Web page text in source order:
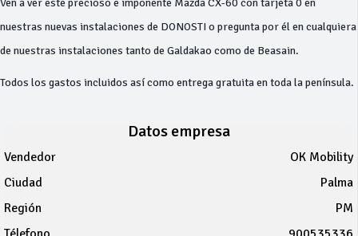
Ven a ver este precioso e imponente Mazda CX-60 con tarjeta 0 en
nuestras nuevas instalaciones de DONOSTI o pregunta por él en cualquiera
de nuestras instalaciones tanto de Galdakao como de Beasain.
Todos los gastos incluidos así como entrega gratuita en toda la península.
Datos empresa
Vendedor
OK Mobility
Ciudad
Palma
Región
PM